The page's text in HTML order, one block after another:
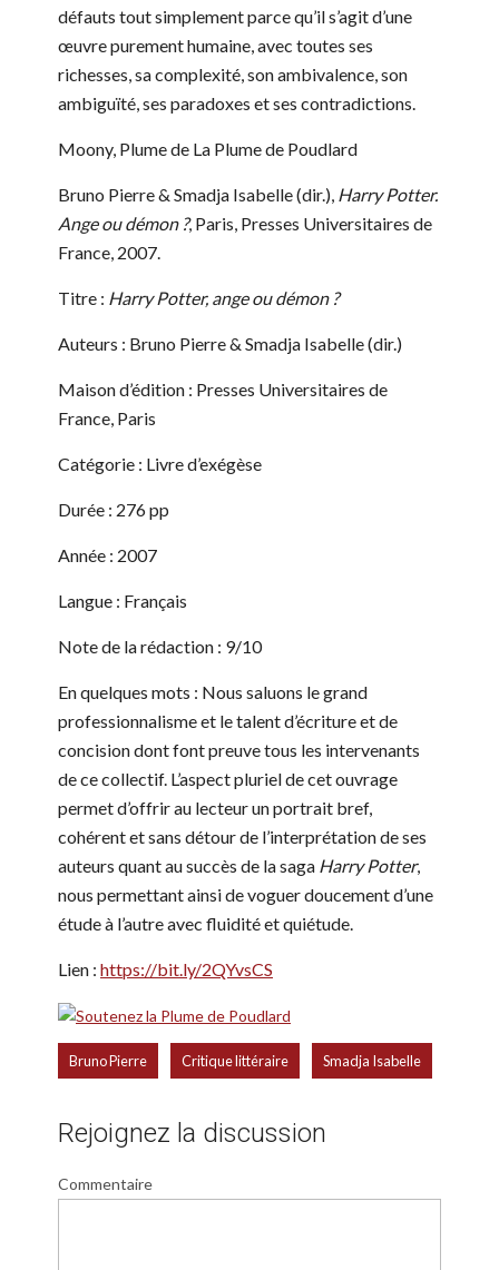
défauts tout simplement parce qu’il s’agit d’une
œuvre purement humaine, avec toutes ses
richesses, sa complexité, son ambivalence, son
ambiguïté, ses paradoxes et ses contradictions.
Moony, Plume de La Plume de Poudlard
Bruno Pierre & Smadja Isabelle (dir.), Harry Potter.
Ange ou démon ?, Paris, Presses Universitaires de
France, 2007.
Titre : Harry Potter, ange ou démon ?
Auteurs : Bruno Pierre & Smadja Isabelle (dir.)
Maison d’édition : Presses Universitaires de
France, Paris
Catégorie : Livre d’exégèse
Durée : 276 pp
Année : 2007
Langue : Français
Note de la rédaction : 9/10
En quelques mots : Nous saluons le grand
professionnalisme et le talent d’écriture et de
concision dont font preuve tous les intervenants
de ce collectif. L’aspect pluriel de cet ouvrage
permet d’offrir au lecteur un portrait bref,
cohérent et sans détour de l’interprétation de ses
auteurs quant au succès de la saga Harry Potter,
nous permettant ainsi de voguer doucement d’une
étude à l’autre avec fluidité et quiétude.
Lien : https://bit.ly/2QYvsCS
Bruno Pierre Critique littéraire Smadja Isabelle
Rejoignez la discussion
Commentaire